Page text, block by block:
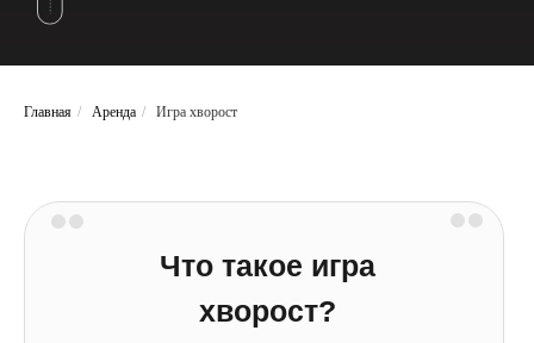
Главная / Аренда / Игра хворост
Что такое игра
хворост?